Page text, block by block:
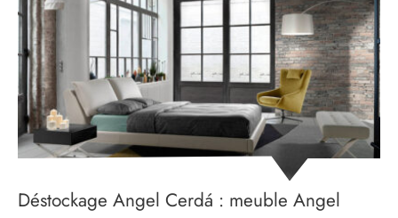
Déstockage Angel Cerdá : meuble Angel